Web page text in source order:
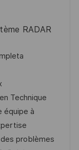
RADAR
Technique
équipe à
problèmes